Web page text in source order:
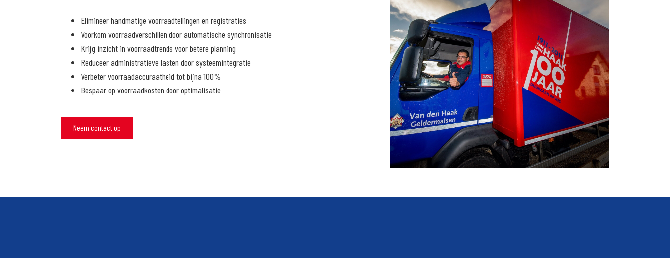
Elimineer handmatige voorraadtellingen en registraties
Voorkom voorraadverschillen door automatische synchronisatie
Krijg inzicht in voorraadtrends voor betere planning
Reduceer administratieve lasten door systeemintegratie
Verbeter voorraadaccuraatheid tot bijna 100%
Bespaar op voorraadkosten door optimalisatie
Neem contact op